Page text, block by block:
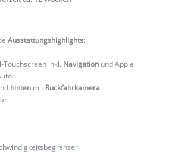
Ausstattungshighlights:
Touchscreen inkl. Navigation und Apple
hinten mit Rückfahrkamera